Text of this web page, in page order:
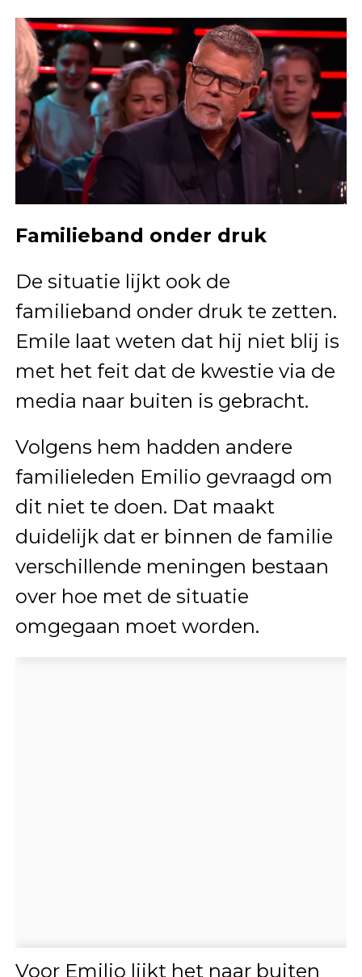
Familieband onder druk
De situatie lijkt ook de
familieband onder druk te zetten.
Emile laat weten dat hij niet blij is
met het feit dat de kwestie via de
media naar buiten is gebracht.
Volgens hem hadden andere
familieleden Emilio gevraagd om
dit niet te doen. Dat maakt
duidelijk dat er binnen de familie
verschillende meningen bestaan
over hoe met de situatie
omgegaan moet worden.
Voor Emilio lijkt het naar buiten